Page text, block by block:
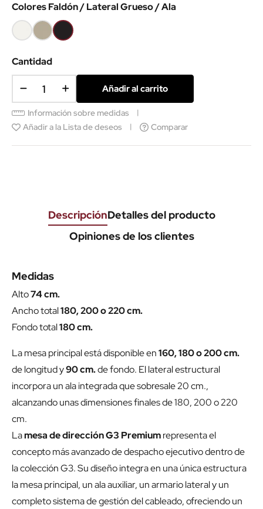
Colores Faldón / Lateral Grueso / Ala
BlancoArenaNegro
Cantidad
Añadir al carrito
Información sobre medidas
Añadir a la Lista de deseos
Comparar
DescripciónDetalles del producto
Opiniones de los clientes
Medidas
Alto74 cm.
Ancho total180, 200 o 220 cm.
Fondo total180 cm.
La mesa principal está disponible en160, 180 o 200 cm.
de longitud y90 cm.de fondo. El lateral estructural
incorpora un ala integrada que sobresale 20 cm.,
alcanzando unas dimensiones finales de 180, 200 o 220
cm.
Lamesa de dirección G3 Premiumrepresenta el
concepto más avanzado de despacho ejecutivo dentro de
la colección G3. Su diseño integra en una única estructura
la mesa principal, un ala auxiliar, un armario lateral y un
completo sistema de gestión del cableado, ofreciendo un